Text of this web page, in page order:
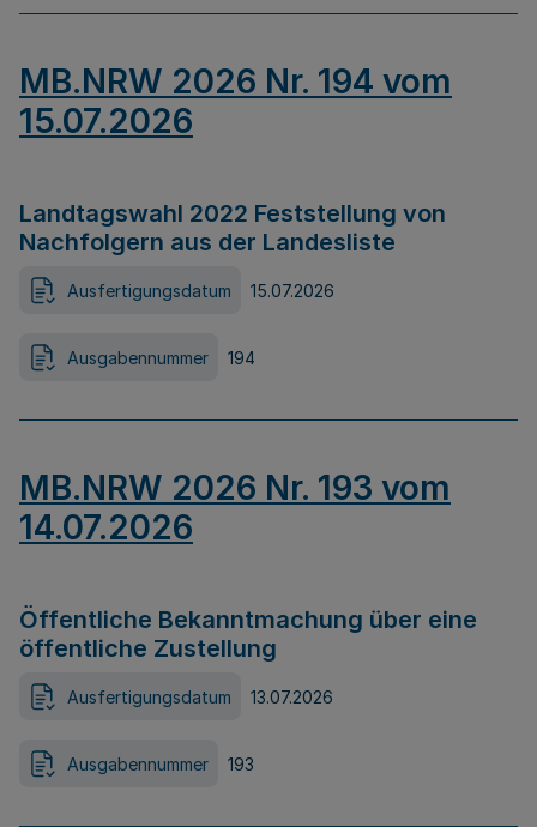
MB.NRW 2026 Nr. 194 vom
15.07.2026
Landtagswahl 2022 Feststellung von
Nachfolgern aus der Landesliste
Ausfertigungsdatum 15.07.2026
Ausgabennummer 194
MB.NRW 2026 Nr. 193 vom
14.07.2026
Öffentliche Bekanntmachung über eine
öffentliche Zustellung
Ausfertigungsdatum 13.07.2026
Ausgabennummer 193